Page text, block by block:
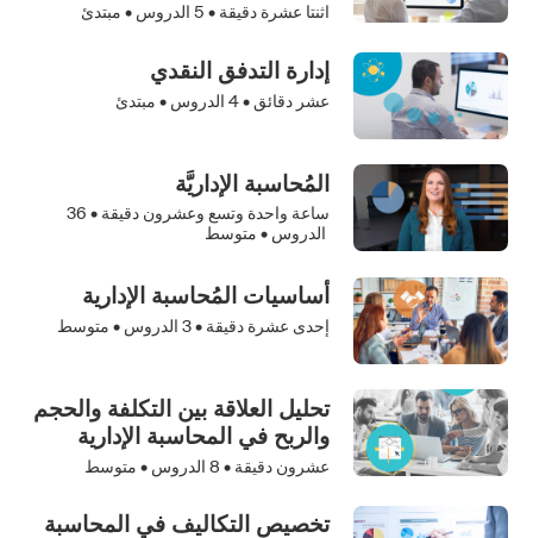
اثنتا عشرة دقيقة • 5 الدروس • مبتدئ
إدارة التدفق النقدي
عشر دقائق •4 الدروس • مبتدئ
المُحاسبة الإداريَّة
ساعة واحدة وتسع وعشرون دقيقة • 36
الدروس • متوسط
أساسيات المُحاسبة الإدارية
إحدى عشرة دقيقة •3 الدروس • متوسط
تحليل العلاقة بين التكلفة والحجم
والربح في المحاسبة الإدارية
عشرون دقيقة • 8 الدروس • متوسط
تخصيص التكاليف في المحاسبة